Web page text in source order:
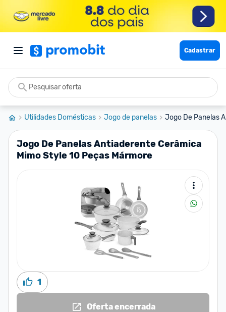
Cadastrar
Utilidades Domésticas Jogo de panelas Jogo De Panelas
Jogo De Panelas Antiaderente Cerâmica
Mimo Style 10 Peças Mármore
1
Oferta encerrada